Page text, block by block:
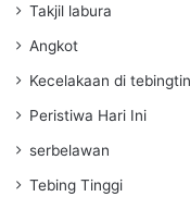
Takjil labura
Angkot
Kecelakaan di
Peristiwa Hari Ini
serbelawan
Tebing Tinggi